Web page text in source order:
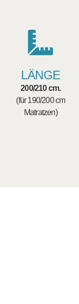
LÄNGE
200/210 cm.
(für 190/200 cm
Matratzen)